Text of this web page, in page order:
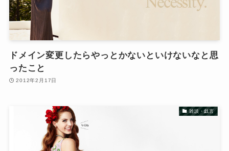
ドメイン変更したらやっとかないといけないなと思
ったこと
2012年2月17日
雑談・戯言